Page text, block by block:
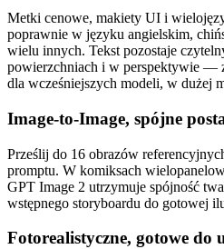
Metki cenowe, makiety UI i
poprawnie w języku angielskim,
wielu innych. Tekst pozostaje
powierzchniach i w perspektywie —
dla wcześniejszych modeli, w dużej
Image-to-Image, spójne
Prześlij do 16 obrazów
promptu. W komiksach
GPT Image 2 utrzymuje spójność
wstępnego storyboardu do gotowej
Fotorealistyczne, gotowe do